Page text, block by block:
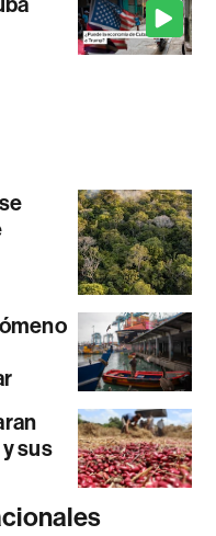
sus